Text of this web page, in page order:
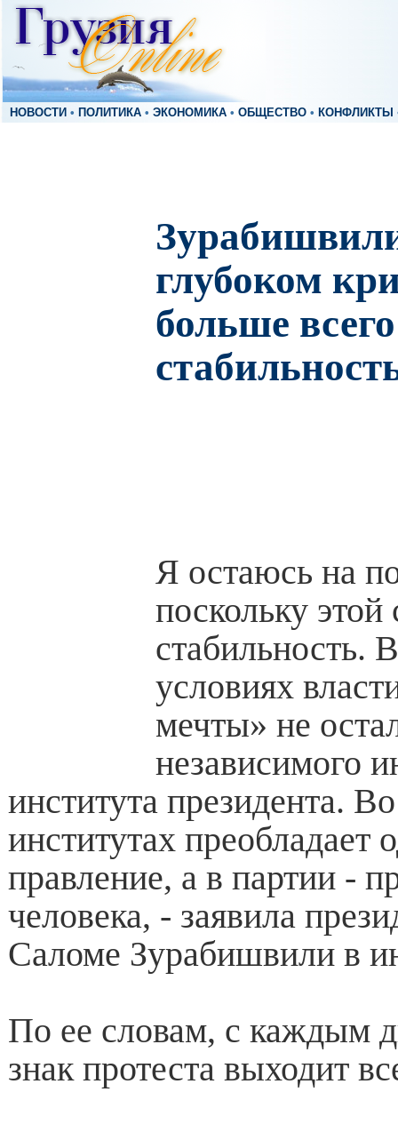
НОВОСТИ • ПОЛИТИКА • ЭКОНОМИКА • ОБЩЕСТВО • КОНФЛИКТЫ
глубоком
больше
Я остаюсь на
поскольку
стабильность.
условиях
мечты» не
независимого
института президента.
институтах преобладает
правление, а в партии -
человека, - заявила
Саломе Зурабишвили в
По ее словам, с каждым
знак протеста выходит